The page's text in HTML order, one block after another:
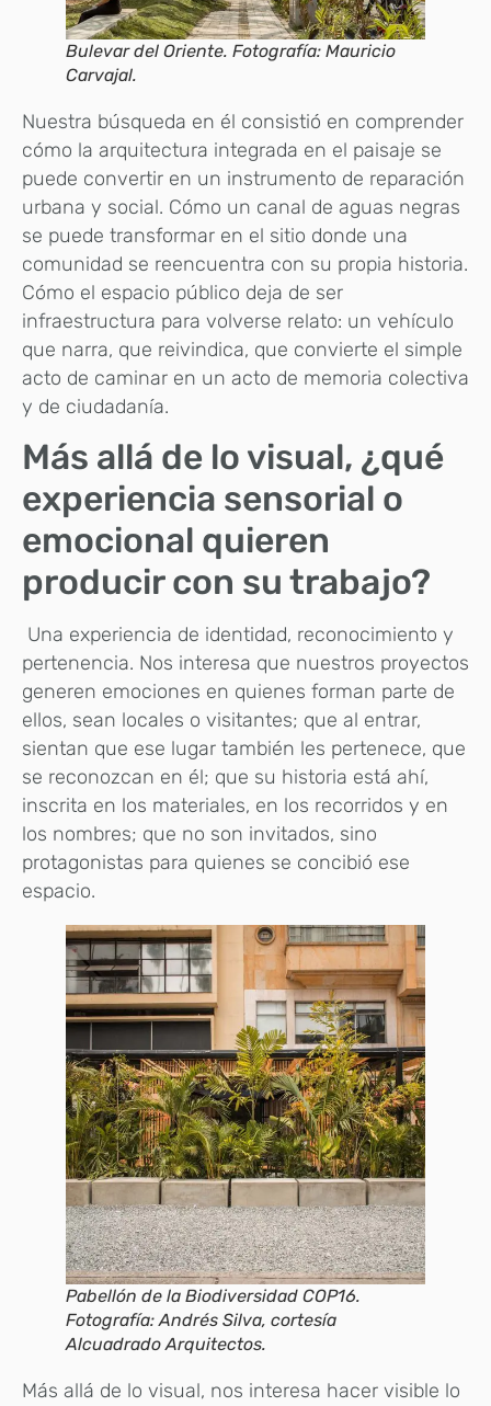
Bulevar del Oriente. Fotografía: Mauricio
Carvajal.
Nuestra búsqueda en él consistió en comprender
cómo la arquitectura integrada en el paisaje se
puede convertir en un instrumento de reparación
urbana y social. Cómo un canal de aguas negras
se puede transformar en el sitio donde una
comunidad se reencuentra con su propia historia.
Cómo el espacio público deja de ser
infraestructura para volverse relato: un vehículo
que narra, que reivindica, que convierte el simple
acto de caminar en un acto de memoria colectiva
y de ciudadanía.
Más allá de lo visual, ¿qué
experiencia sensorial o
emocional quieren
producir con su trabajo?
Una experiencia de identidad, reconocimiento y
pertenencia. Nos interesa que nuestros proyectos
generen emociones en quienes forman parte de
ellos, sean locales o visitantes; que al entrar,
sientan que ese lugar también les pertenece, que
se reconozcan en él; que su historia está ahí,
inscrita en los materiales, en los recorridos y en
los nombres; que no son invitados, sino
protagonistas para quienes se concibió ese
espacio.
Pabellón de la Biodiversidad COP16.
Fotografía: Andrés Silva, cortesía
Alcuadrado Arquitectos.
Más allá de lo visual, nos interesa hacer visible lo